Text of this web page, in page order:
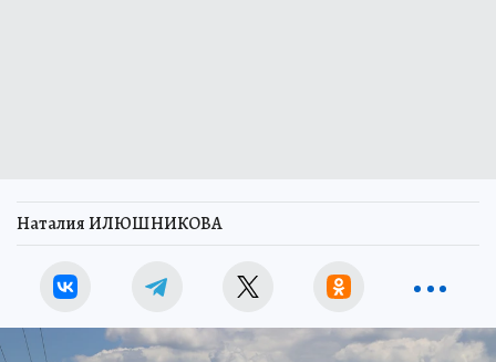
Наталия ИЛЮШНИКОВА